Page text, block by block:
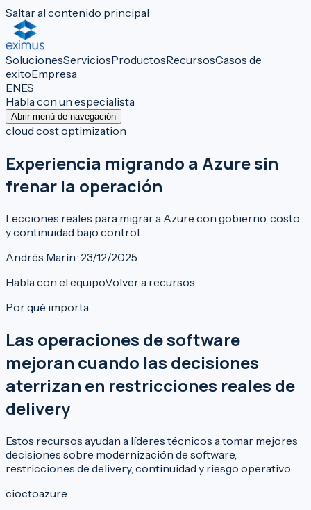
Saltar al contenido principal
SolucionesServiciosProductosRecursosCasos de
exitoEmpresa
ENES
Habla con un especialista
Abrir menú de navegación
cloud cost optimization
Experiencia migrando a Azure sin
frenar la operación
Lecciones reales para migrar a Azure con gobierno, costo
y continuidad bajo control.
Andrés Marín · 23/12/2025
Habla con el equipoVolver a recursos
Por qué importa
Las operaciones de software
mejoran cuando las decisiones
aterrizan en restricciones reales de
delivery
Estos recursos ayudan a líderes técnicos a tomar mejores
decisiones sobre modernización de software,
restricciones de delivery, continuidad y riesgo operativo.
cioctoazure